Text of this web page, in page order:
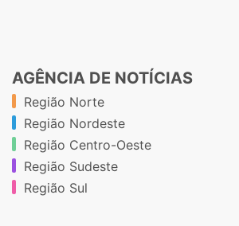
AGÊNCIA DE NOTÍCIAS
Região Norte
Região Nordeste
Região Centro-Oeste
Região Sudeste
Região Sul